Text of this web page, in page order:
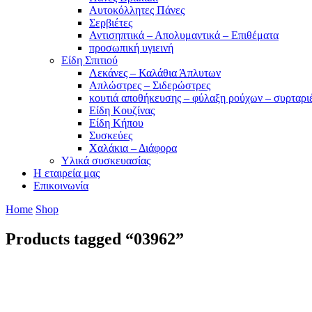
Αυτοκόλλητες Πάνες
Σερβιέτες
Αντισηπτικά – Απολυμαντικά – Επιθέματα
προσωπική υγιεινή
Είδη Σπιτιού
Λεκάνες – Καλάθια Άπλυτων
Απλώστρες – Σιδερώστρες
κουτιά αποθήκευσης – φύλαξη ρούχων –
Είδη Κουζίνας
Είδη Κήπου
Συσκεύες
Χαλάκια – Διάφορα
Yλικά συσκευασίας
Η εταιρεία μας
Επικοινωνία
Home Shop
Products tagged “03962”